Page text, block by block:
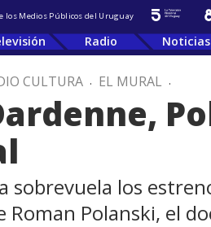
los Medios Públicos del Uruguay
Radio Noticias
CULTURA . EL MURAL .
los
Roman Polanski, el